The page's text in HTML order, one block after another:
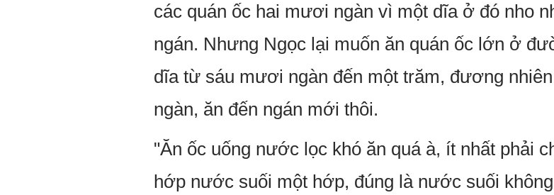
các quán ốc hai mươi ngàn vì một dĩa ở đó nho
ngán. Nhưng Ngọc lại muốn ăn quán ốc lớn ở
dĩa từ sáu mươi ngàn đến một trăm, đương
ngàn, ăn đến ngán mới thôi.
"Ăn ốc uống nước lọc khó ăn quá à, ít nhất phải
hớp nước suối một hớp, đúng là nước suối